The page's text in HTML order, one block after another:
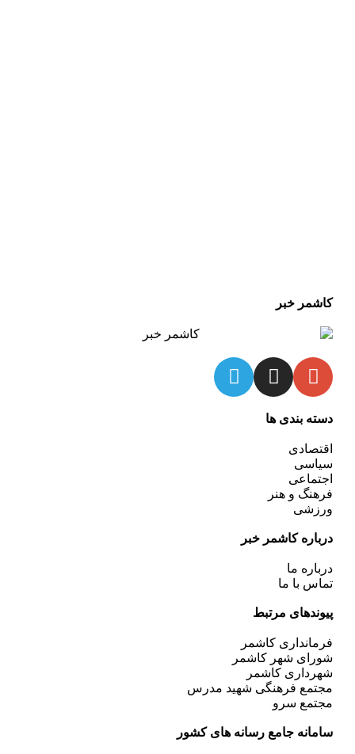
کاشمر خبر
دسته بندی ها
اقتصادی
سیاسی
اجتماعی
فرهنگ و هنر
ورزشی
درباره کاشمر خبر
درباره ما
تماس با ما
پیوندهای مرتبط
فرمانداری کاشمر
شورای شهر کاشمر
شهرداری کاشمر
مجتمع فرهنگی شهید مدرس
مجتمع سرو
سامانه جامع رسانه های کشور